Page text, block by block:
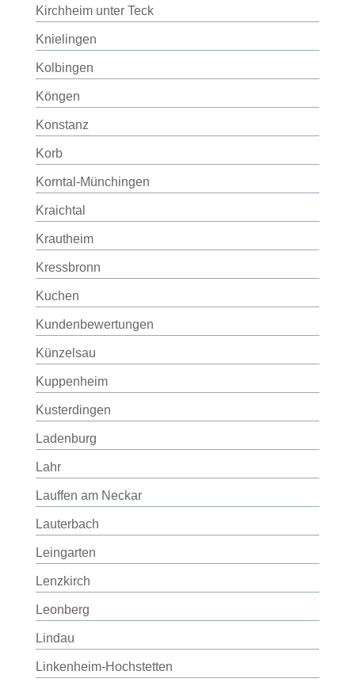
Kirchheim unter Teck
Knielingen
Kolbingen
Köngen
Konstanz
Korb
Korntal-Münchingen
Kraichtal
Krautheim
Kressbronn
Kuchen
Kundenbewertungen
Künzelsau
Kuppenheim
Kusterdingen
Ladenburg
Lahr
Lauffen am Neckar
Lauterbach
Leingarten
Lenzkirch
Leonberg
Lindau
Linkenheim-Hochstetten